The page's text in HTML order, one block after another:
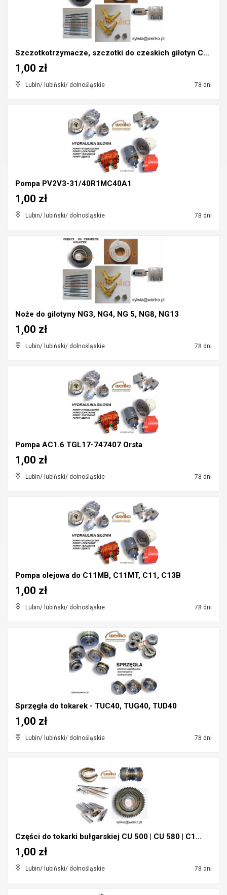
Szczotkotrzymacze, szczotki do czeskich gilotyn CN...
Lubin/ lubiński/ dolnośląskie 78 dni
1,00 zł
Pompa PV2V3-31/40R1MC40A1
Lubin/ lubiński/ dolnośląskie 78 dni
1,00 zł
Noże do gilotyny NG3, NG4, NG 5, NG8, NG13
Lubin/ lubiński/ dolnośląskie 78 dni
1,00 zł
Pompa AC1.6 TGL17-747407 Orsta
Lubin/ lubiński/ dolnośląskie 78 dni
1,00 zł
Pompa olejowa do C11MB, C11MT, C11, C13B
Lubin/ lubiński/ dolnośląskie 78 dni
1,00 zł
Sprzęgła do tokarek - TUC40, TUG40, TUD40
Lubin/ lubiński/ dolnośląskie 78 dni
1,00 zł
Części do tokarki bułgarskiej CU 500 | CU 580 | C1...
Lubin/ lubiński/ dolnośląskie 78 dni
1,00 zł